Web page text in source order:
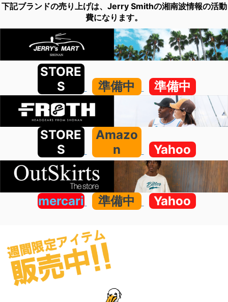
下記ブランドの売り上げは、Jerry Smithの湘南波情報の活動
費になります。
STORE
S
準備中 準備中
STORE
S
Amazo
n
Yahoo
mercari 準備中 Yahoo